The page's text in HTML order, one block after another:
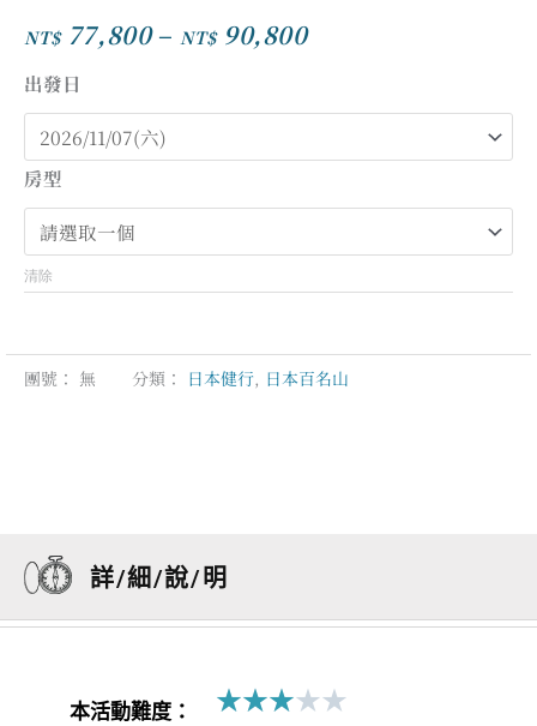
NT$ 77,800– NT$ 90,800價
範
NT$77,800
到
出發日
房型
清除
團號： 無 分類： 日本健行, 日本百名山
詳/細/說/明
本活動難度： ★★★★★